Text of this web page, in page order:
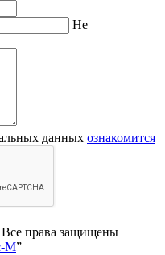
Не
данных ознакомится
права защищены
М”